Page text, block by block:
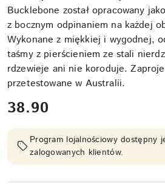
Bucklebone został opracowany
z bocznym odpinaniem na każdej
Wykonane z miękkiej i wygodnej,
taśmy z pierścieniem ze stali
rdzewieje ani nie koroduje.
przetestowane w Australii.
cena:
38.90
Program lojalnościowy dostępny
zalogowanych klientów.